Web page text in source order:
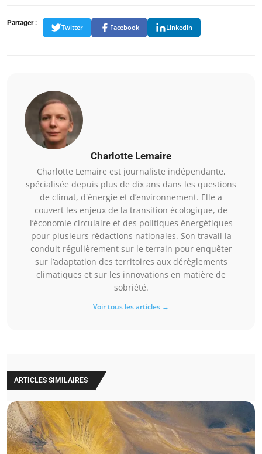
Partager :
Twitter Facebook LinkedIn
Charlotte Lemaire
Charlotte Lemaire est journaliste indépendante,
spécialisée depuis plus de dix ans dans les questions
de climat, d'énergie et d’environnement. Elle a
couvert les enjeux de la transition écologique, de
l’économie circulaire et des politiques énergétiques
pour plusieurs rédactions nationales. Son travail la
conduit régulièrement sur le terrain pour enquêter
sur l’adaptation des territoires aux dérèglements
climatiques et sur les innovations en matière de
sobriété.
Voir tous les articles →
ARTICLES SIMILAIRES